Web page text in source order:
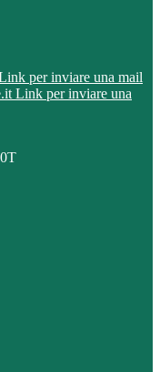
per inviare una mail
Link per inviare una